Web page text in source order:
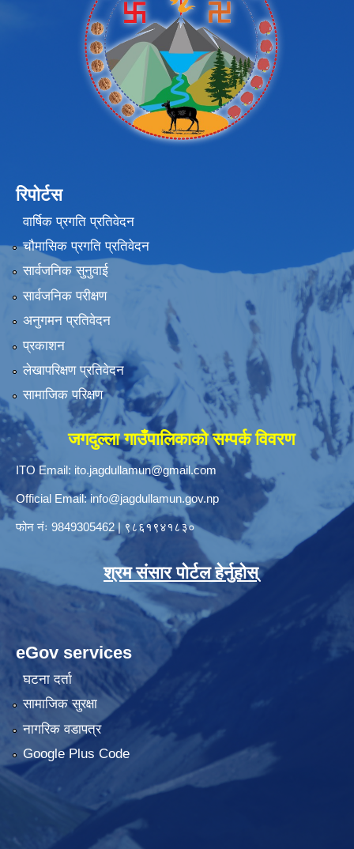
रिपोर्टस
वार्षिक प्रगति प्रतिवेदन
चौमासिक प्रगति प्रतिवेदन
सार्वजनिक सुनुवाई
सार्वजनिक परीक्षण
अनुगमन प्रतिवेदन
प्रकाशन
लेखापरिक्षण प्रतिवेदन
सामाजिक परिक्षण
जगदुल्ला गाउँपालिकाको सम्पर्क विवरण
ITO Email: ito.jagdullamun@gmail.com
Official Email:info@jagdullamun.gov.np
फोन नंः 9849305462| ९८६१९४१८३०
श्रम संसार पोर्टल हेर्नुहोस्
eGov services
घटना दर्ता
सामाजिक सुरक्षा
नागरिक वडापत्र
Google Plus Code